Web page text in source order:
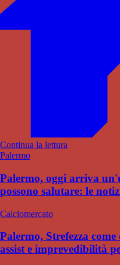
Continua la lettura
Palermo
Palermo, oggi arriva
possono salutare: le
Calciomercato
Palermo, Strefezza
assist e imprevedibilità